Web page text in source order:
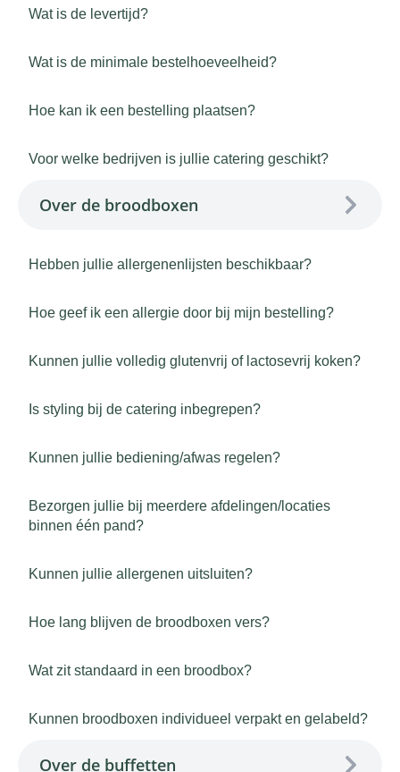
Wat is de levertijd?
Wat is de minimale bestelhoeveelheid?
Hoe kan ik een bestelling plaatsen?
Voor welke bedrijven is jullie catering geschikt?
Over de broodboxen
Hebben jullie allergenenlijsten beschikbaar?
Hoe geef ik een allergie door bij mijn bestelling?
Kunnen jullie volledig glutenvrij of lactosevrij koken?
Is styling bij de catering inbegrepen?
Kunnen jullie bediening/afwas regelen?
Bezorgen jullie bij meerdere afdelingen/locaties
binnen één pand?
Kunnen jullie allergenen uitsluiten?
Hoe lang blijven de broodboxen vers?
Wat zit standaard in een broodbox?
Kunnen broodboxen individueel verpakt en gelabeld?
Over de buffetten